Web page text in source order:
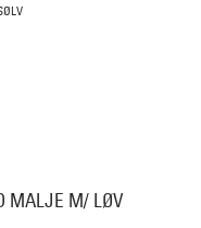
MALJE M/ LØV